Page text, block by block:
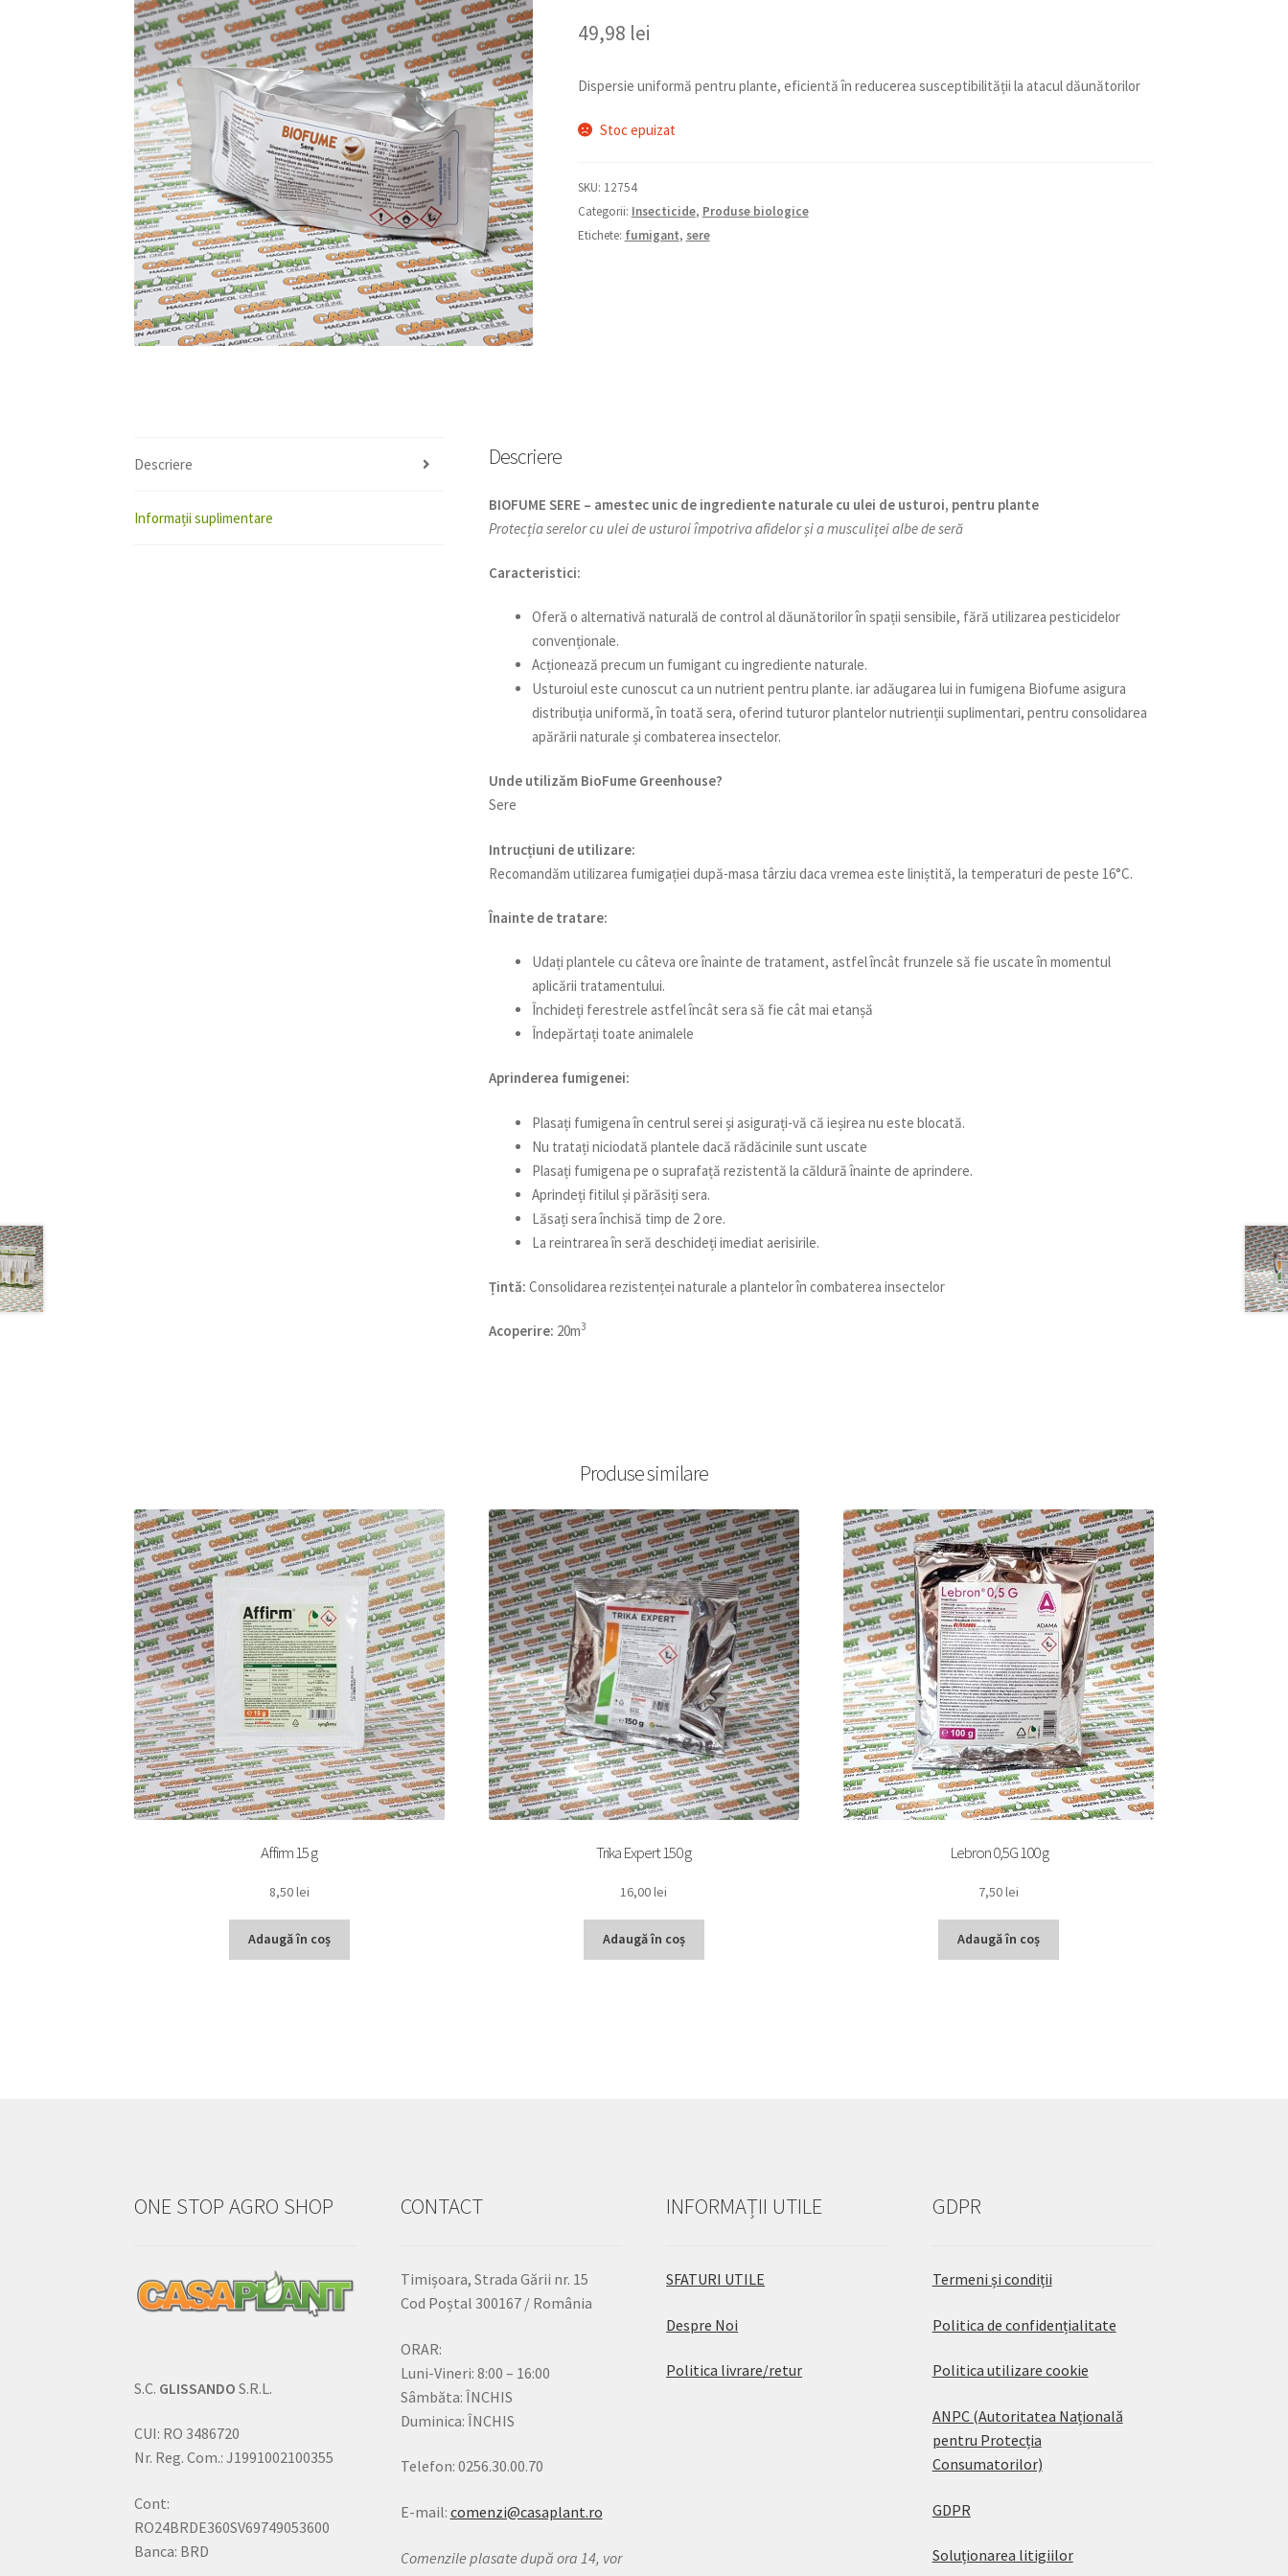
49,98 lei
Dispersie uniformă pentru plante, eficientă în reducerea susceptibilității la atacul dăunătorilor
Stoc epuizat
SKU: 12754
Categorii: Insecticide, Produse biologice
Etichete: fumigant, sere
Descriere
Informații suplimentare
Descriere
BIOFUME SERE – amestec unic de ingrediente naturale cu ulei de usturoi, pentru plante
Protecția serelor cu ulei de usturoi împotriva afidelor și a musculiței albe de seră
Caracteristici:
Oferă o alternativă naturală de control al dăunătorilor în spații sensibile, fără utilizarea pesticidelor
convenționale.
Acționează precum un fumigant cu ingrediente naturale.
Usturoiul este cunoscut ca un nutrient pentru plante. iar adăugarea lui in fumigena Biofume asigura
distribuția uniformă, în toată sera, oferind tuturor plantelor nutrienții suplimentari, pentru consolidarea
apărării naturale și combaterea insectelor.
Unde utilizăm BioFume Greenhouse?
Sere
Intrucțiuni de utilizare:
Recomandăm utilizarea fumigației după-masa târziu daca vremea este liniștită, la temperaturi de peste 16°C.
Înainte de tratare:
Udați plantele cu câteva ore înainte de tratament, astfel încât frunzele să fie uscate în momentul
aplicării tratamentului.
Închideți ferestrele astfel încât sera să fie cât mai etanșă
Îndepărtați toate animalele
Aprinderea fumigenei:
Plasați fumigena în centrul serei și asigurați-vă că ieșirea nu este blocată.
Nu tratați niciodată plantele dacă rădăcinile sunt uscate
Plasați fumigena pe o suprafață rezistentă la căldură înainte de aprindere.
Aprindeți fitilul și părăsiți sera.
Lăsați sera închisă timp de 2 ore.
La reintrarea în seră deschideți imediat aerisirile.
Țintă: Consolidarea rezistenței naturale a plantelor în combaterea insectelor
Acoperire: 20m3
Produse similare
Affirm 15 g
8,50lei
Adaugă în coș
Trika Expert 150 g
16,00lei
Adaugă în coș
Lebron 0,5G 100 g
7,50lei
Adaugă în coș
ONE STOP AGRO SHOP
S.C. GLISSANDO S.R.L.
CUI: RO 3486720
Nr. Reg. Com.: J1991002100355
Cont:
RO24BRDE360SV69749053600
Banca: BRD
CONTACT
Timișoara, Strada Gării nr. 15
Cod Poștal 300167 / România
ORAR:
Luni-Vineri: 8:00 – 16:00
Sâmbăta: ÎNCHIS
Duminica: ÎNCHIS
Telefon: 0256.30.00.70
E-mail: comenzi@casaplant.ro
Comenzile plasate după ora 14, vor
INFORMAȚII UTILE
SFATURI UTILE
Despre Noi
Politica livrare/retur
GDPR
Termeni și condiții
Politica de confidențialitate
Politica utilizare cookie
ANPC (Autoritatea Națională
pentru Protecția
Consumatorilor)
GDPR
Soluționarea litigiilor